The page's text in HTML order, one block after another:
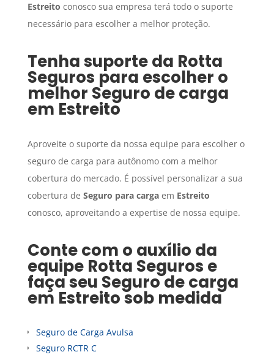
Estreito conosco sua empresa terá todo o suporte
necessário para escolher a melhor proteção.
Tenha suporte da Rotta
Seguros para escolher o
melhor Seguro de carga
em Estreito
Aproveite o suporte da nossa equipe para escolher o
seguro de carga para autônomo com a melhor
cobertura do mercado. É possível personalizar a sua
cobertura de Seguro para cargaem Estreito
conosco, aproveitando a expertise de nossa equipe.
Conte com o auxílio da
equipe Rotta Seguros e
faça seu Seguro de carga
em Estreitosob medida
Seguro de Carga Avulsa
Seguro RCTR C